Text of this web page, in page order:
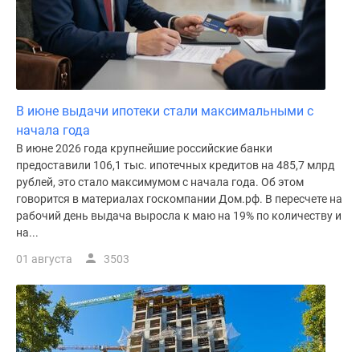
В июне выдачи ипотеки стали максимальными с
начала года
В июне 2026 года крупнейшие российские банки
предоставили 106,1 тыс. ипотечных кредитов на 485,7 млрд
рублей, это стало максимумом с начала года. Об этом
говорится в материалах госкомпании Дом.рф. В пересчете на
рабочий день выдача выросла к маю на 19% по количеству и
на...
01 августа 3503